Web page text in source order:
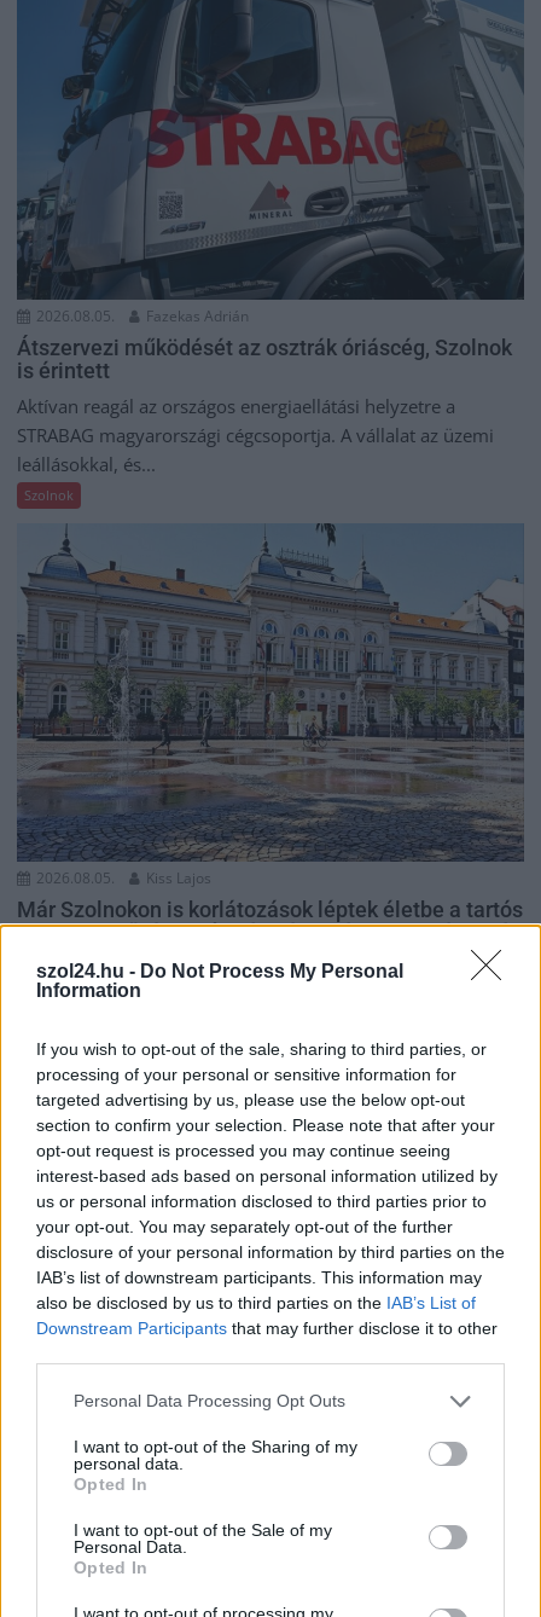
szol24.hu - Do Not Process My Personal
Information
If you wish to opt-out of the sale, sharing to third parties, or
processing of your personal or sensitive information for
targeted advertising by us, please use the below opt-out
section to confirm your selection. Please note that after your
opt-out request is processed you may continue seeing
interest-based ads based on personal information utilized by
us or personal information disclosed to third parties prior to
your opt-out. You may separately opt-out of the further
disclosure of your personal information by third parties on the
IAB’s list of downstream participants. This information may
also be disclosed by us to third parties on the IAB’s List of
Downstream Participants that may further disclose it to other
Please note that this website/app uses one or more Google
not limited to your visit or usage behaviour. You may click to
grant or deny consent to Google and its third-party tags to
use your data for below specified purposes in below Google
consent section.
Personal Data Processing Opt Outs
I want to opt-out of the Sharing of my
personal data.
Opted In
I want to opt-out of the Sale of my
Personal Data.
Opted In
I want to opt-out of processing my
2026.08.05. Fazekas Adrián
Átszervezi működését az osztrák óriáscég, Szolnok
is érintett
Aktívan reagál az országos energiaellátási helyzetre a
STRABAG magyarországi cégcsoportja. A vállalat az üzemi
leállásokkal, és...
Szolnok
2026.08.05. Kiss Lajos
Már Szolnokon is korlátozások léptek életbe a tartós
hatalmas hőség, a vízhiány és az áramtakarékosság
Az eddigi döntések nem befolyásolják durván a lakosság
huzamos...
Szolnok
2026.08.04. szol24.hu
Befejeződött a szolnoki Szentháromság-templom
Sikeresen befejeződött Szolnok legrégebbi
műemléképületének, a belvárosi Szentháromság-
templomnak a belső rekonstrukciója. A február óta tartó